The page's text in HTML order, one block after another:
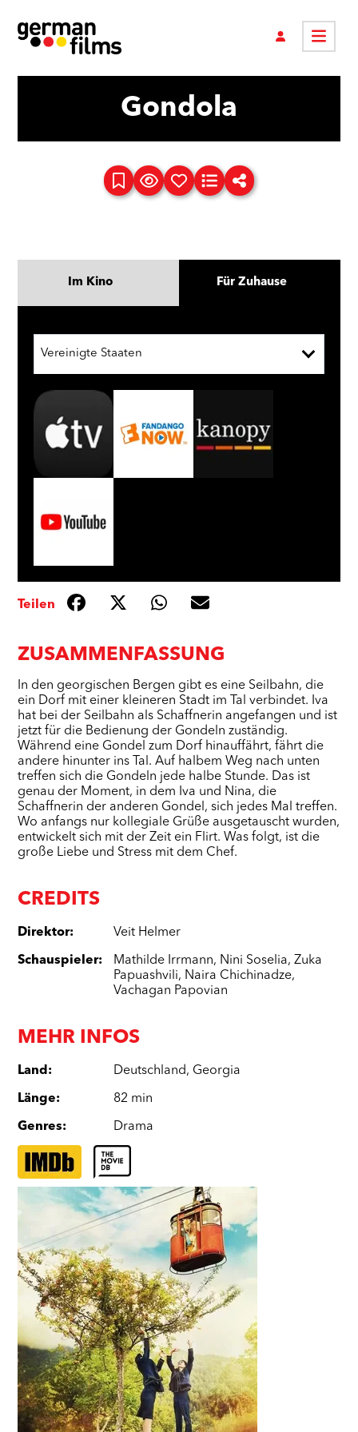
Gondola
ZUSAMMENFASSUNG
In den georgischen Bergen gibt es eine Seilbahn, die
ein Dorf mit einer kleineren Stadt im Tal verbindet. Iva
hat bei der Seilbahn als Schaffnerin angefangen und ist
jetzt für die Bedienung der Gondeln zuständig.
Während eine Gondel zum Dorf hinauffährt, fährt die
andere hinunter ins Tal. Auf halbem Weg nach unten
treffen sich die Gondeln jede halbe Stunde. Das ist
genau der Moment, in dem Iva und Nina, die
Schaffnerin der anderen Gondel, sich jedes Mal treffen.
Wo anfangs nur kollegiale Grüße ausgetauscht wurden,
entwickelt sich mit der Zeit ein Flirt. Was folgt, ist die
große Liebe und Stress mit dem Chef.
CREDITS
Direktor: Veit Helmer
Schauspieler: Mathilde Irrmann, Nini Soselia,Zuka
Papuashvili, Naira Chichinadze,
Vachagan Papovian
MEHR INFOS
Land: Deutschland, Georgia
Länge: 82 min
Genres: Drama
Im Kino Für Zuhause
Vereinigte Staaten
Teilen